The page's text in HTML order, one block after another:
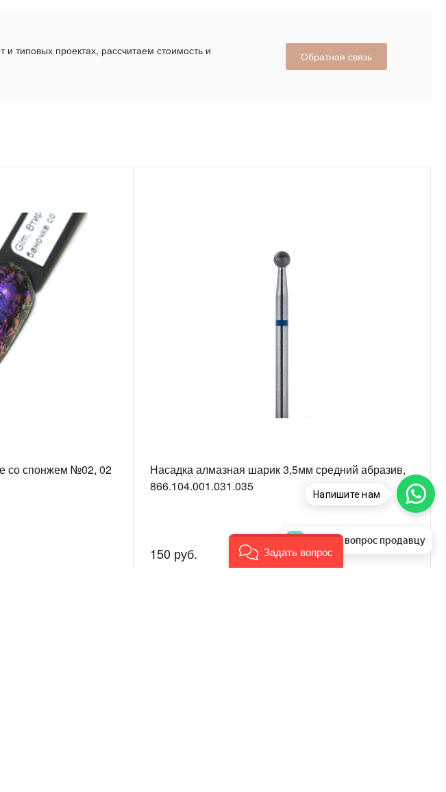
типовых проектах, рассчитаем стоимость и
Обратная связь
со спонжем №02, 02
Насадка алмазная шарик 3,5мм средний абразив,
866.104.001.031.035
150 руб.
Напишите нам
Задать вопрос продавцу
Задать вопрос